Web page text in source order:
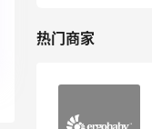
热门商家